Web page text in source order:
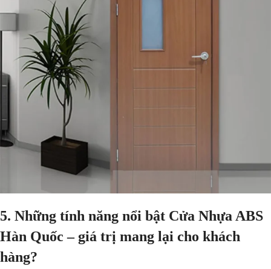
5. Những tính năng nổi bật Cửa Nhựa ABS
Hàn Quốc – giá trị mang lại cho khách
hàng?